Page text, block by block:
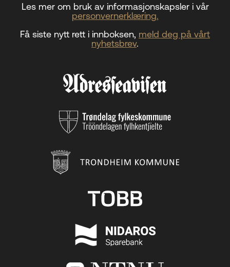
Les mer om bruk av informasjonskapsler i vår
personvernerklæring.
Få siste nytt rett i innboksen, meld deg på vårt
nyhetsbrev.